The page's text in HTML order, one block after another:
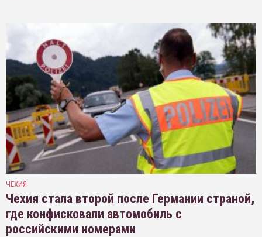
ЧЕХИЯ
Чехия стала второй после Германии страной,
где конфисковали автомобиль с
российскими номерами